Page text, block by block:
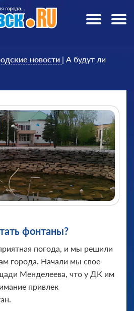
новости | А будут ли
фонтаны?
погода, и мы решили
города. Начали мы свое
Менделеева, что у ДК им
привлек